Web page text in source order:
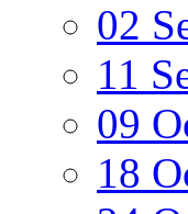
02
11
09
18